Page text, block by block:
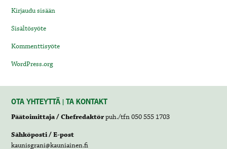
Kirjaudu sisään
Sisältösyöte
Kommenttisyöte
WordPress.org
OTA YHTEYTTÄ | TA KONTAKT
Päätoimittaja / Chefredaktörpuh./tfn 050 555 1703
Sähköposti / E-post
kaunisgrani@kauniainen.fi